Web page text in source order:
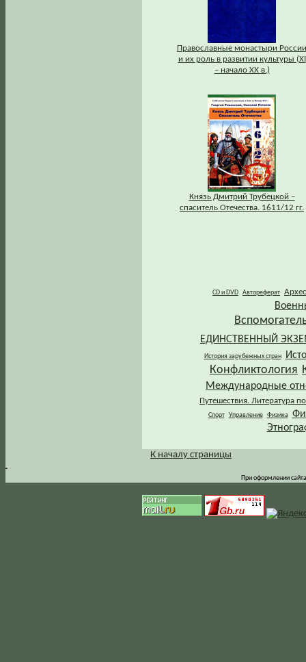
Православные монастыри России
и их роль в развитии культуры (XI
– начало XX в.)
Князь Дмитрий Трубецкой –
спаситель Отечества. 1611/12 гг.
CD и DVD Автореферат
ЕДИНСТВЕННЫЙ
История зарубежных стран
Конфликтология
Международные
Путешествия. Литература
Спорт Управление Физика
.
К началу страницы
При оформлении